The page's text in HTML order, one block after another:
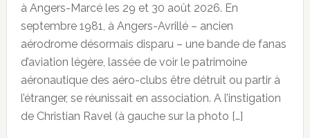
à Angers-Marcé les 29 et 30 août 2026. En
septembre 1981, à Angers-Avrillé – ancien
aérodrome désormais disparu – une bande de fanas
d’aviation légère, lassée de voir le patrimoine
aéronautique des aéro-clubs être détruit ou partir à
l’étranger, se réunissait en association. A l’instigation
de Christian Ravel (à gauche sur la photo […]